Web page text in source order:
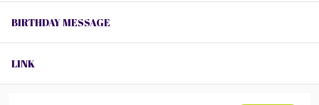
BIRTHDAY MESSAGE
LINK